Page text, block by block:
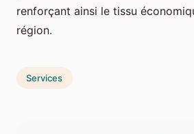
renforçant ainsi le tissu
région.
Services